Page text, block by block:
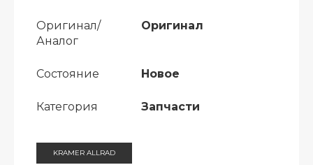
Оригинал/
Аналог
Оригинал
Состояние Новое
Категория Запчасти
KRAMER ALLRAD